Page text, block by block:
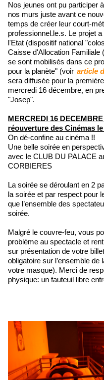
Nos jeunes ont pu participer à une semaine de résidence dans
nos murs juste avant ce
temps de créer leur court-
professionnel.le.s. Le projet
l'Etat (dispositif national
Caisse d'Allocation Familiale
se sont mobilisés dans ce
pour la planète" (voir article
sera diffusée pour la
mercredi 16 décembre, en
"Josep".
MERCREDI 16
réouverture des Cinémas le
On dé-confine au cinéma !!
Une belle soirée en
avec le CLUB DU PALACE
CORBIERES
La soirée se déroulant en 2
la soirée et par respect pour
que l’ensemble des
soirée.
Malgré le couvre-feu, vous
problème au spectacle et
sur présentation de votre
obligatoire sur l’ensemble
votre masque). Merci de
physique: un fauteuil libre